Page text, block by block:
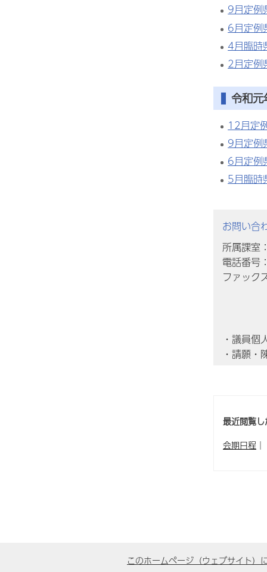
9月定例
6月定例
4月臨時
2月定例
令和元
12月定
9月定例
6月定例
5月臨時
お問い合
所属課室
電話番
ファッ
・議員個
・請願
最近閲覧
会期日程 ｜
このホームページ（ウェブサイト）